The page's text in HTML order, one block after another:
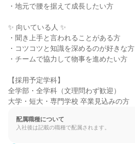
・地元で腰を据えて成長したい方
✨ 向いている人 ✨
・聞き上手と言われることがある方
・コツコツと知識を深めるのが好きな方
・チームで協力して物事を進めたい方
【採用予定学科】
全学部・全学科（文理問わず歓迎）
大学・短大・専門学校 卒業見込みの方
配属職種について
入社後は記載の職種で配属されます。